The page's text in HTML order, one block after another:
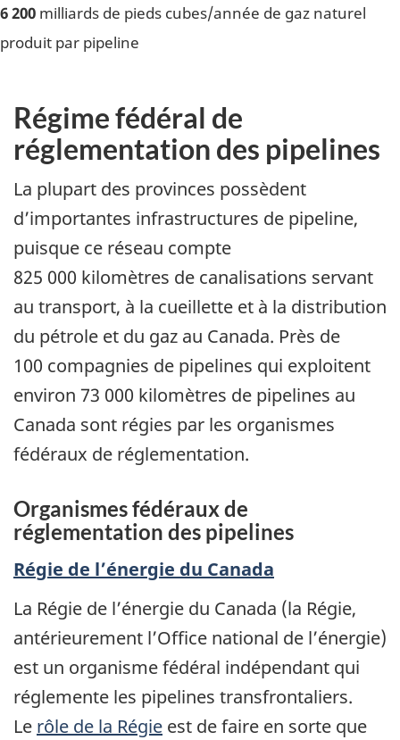
6 200 milliards de pieds cubes/année de gaz naturel
produit par pipeline
Régime fédéral de
réglementation des pipelines
La plupart des provinces possèdent
d’importantes infrastructures de pipeline,
puisque ce réseau compte
825 000 kilomètres de canalisations servant
au transport, à la cueillette et à la distribution
du pétrole et du gaz au Canada. Près de
100 compagnies de pipelines qui exploitent
environ 73 000 kilomètres de pipelines au
Canada sont régies par les organismes
fédéraux de réglementation.
Organismes fédéraux de
réglementation des pipelines
Régie de l’énergie du Canada
La Régie de l’énergie du Canada (la Régie,
antérieurement l’Office national de l’énergie)
est un organisme fédéral indépendant qui
réglemente les pipelines transfrontaliers.
Le rôle de la Régie est de faire en sorte que